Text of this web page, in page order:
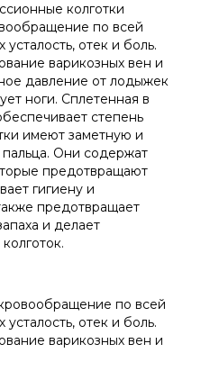
колготки
по всей
отек и боль.
варикозных вен и
давление от лодыжек
ноги. Сплетенная в
степень
имеют заметную и
Они содержат
предотвращают
гигиену и
предотвращает
и делает
по всей
отек и боль.
варикозных вен и